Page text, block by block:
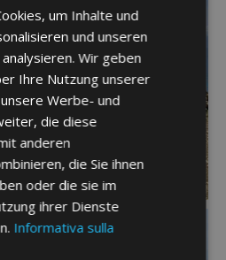
GERMAN
um Inhalte und
und unseren
Wir geben
Ihre Nutzung unserer
Werbe- und
die diese
anderen
die Sie ihnen
oder die sie im
ihrer Dienste
Informativa sulla